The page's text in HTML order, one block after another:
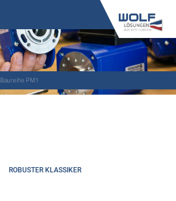
Baureihe PM1
ROBUSTER KLASSIKER